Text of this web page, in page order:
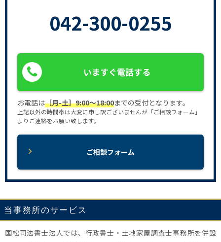
042-300-0255
いますぐ電話する
お電話は［月-土］9:00〜18:00までの受付となります。
上記以外の時間帯は大変に申し訳ございませんが「ご相談フォーム」
よりご連絡をお願い致します。
ご相談フォーム
当事務所のサービス
国松司法書士法人では、行政書士・土地家屋調査士事務所を併設